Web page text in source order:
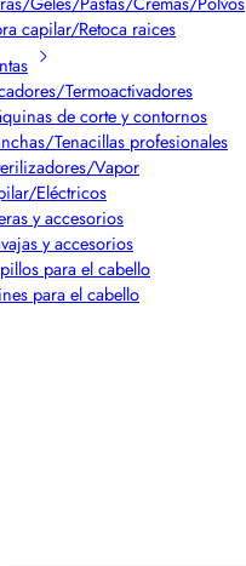
capilar/Retoca raices
Termoactivadores
de corte y contornos
Tenacillas profesionales
Vapor
Eléctricos
y accesorios
y accesorios
para el cabello
para el cabello